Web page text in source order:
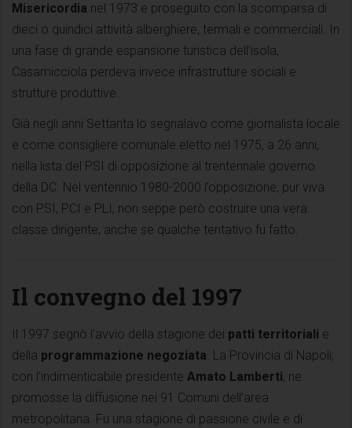
Misericordia nel 1973 e proseguito con la scomparsa di
dieci o quindici attività alberghiere, termali e commerciali. In
una fase di grande espansione turistica dell’isola,
Casamicciola perdeva invece infrastrutture sociali e
strutture produttive.
Già negli anni Settanta lo segnalavo come giornalista locale
e come consigliere comunale eletto nel 1975, a 26 anni,
nella lista del PSI di opposizione al trentennale governo
della DC. Nel ventennio 1980-2000 l’opposizione, pur viva
con PSI, PCI e PLI, non seppe però costruire una vera
classe dirigente, anche se qualche tentativo fu fatto.
Il convegno del 1997
Il 1997 segnò l’avvio della stagione dei patti territoriali e
della programmazione negoziata . La Provincia di Napoli,
con l’indimenticabile presidente Amato Lamberti, ne
promosse la diffusione nei 91 Comuni dell’area
metropolitana. Fu una stagione di passione civile e di